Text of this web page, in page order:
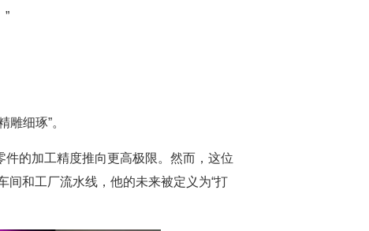
”
细琢”。
的加工精度推向更高极限。然而，这位
和工厂流水线，他的未来被定义为“打